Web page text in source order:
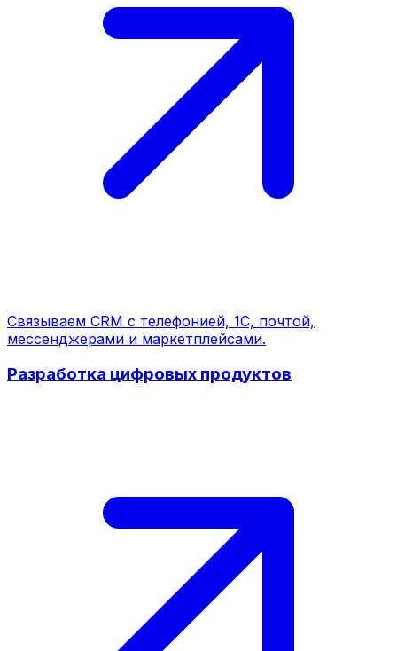
Связываем CRM с телефонией, 1С, почтой,
мессенджерами и маркетплейсами.
Разработка цифровых продуктов